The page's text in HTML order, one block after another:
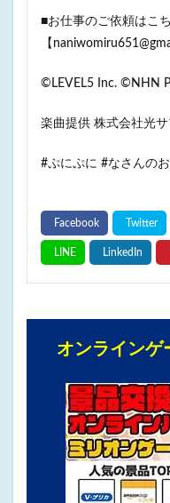
■お仕事のご依頼はこ
【
©LEVEL5 Inc. ©NHN
楽曲提供 株式会社光
#ぷにぷに #なさんの
オンラインゲ